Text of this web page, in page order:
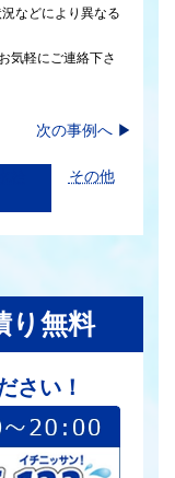
などにより異なる
気軽にご連絡下さ
次の事例へ ▶
その他
り無料
さい！